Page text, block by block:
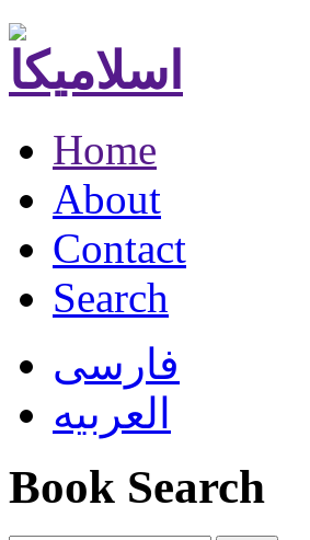
Home
About
Contact
Search
فارسی
العربیه
Book Search